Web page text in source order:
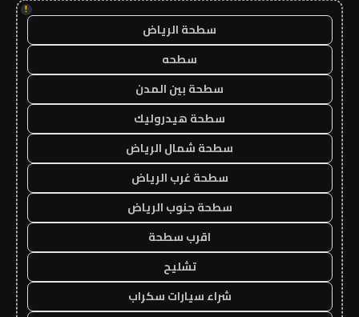
!
سطحة الرياض
سطحه
سطحة بين المدن
سطحة هيدروليك
سطحة شمال الرياض
سطحة غرب الرياض
سطحة جنوب الرياض
اقرب سطحة
تشليح
شراء سيارات سكراب